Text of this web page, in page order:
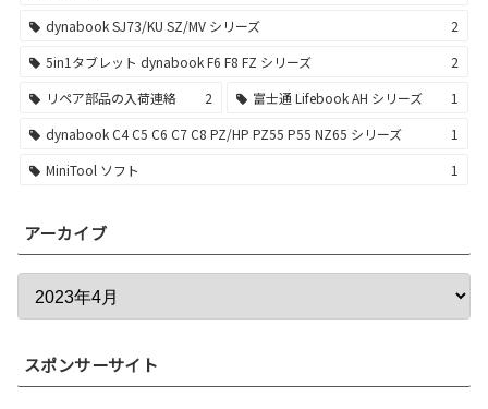
dynabook SJ73/KU SZ/MV シリーズ
2
5in1タブレット dynabook F6 F8 FZ シリーズ
2
リペア部品の入荷連絡
2 富士通 Lifebook AH シリーズ
1
dynabook C4 C5 C6 C7 C8 PZ/HP PZ55 P55 NZ65 シリーズ
1
MiniTool ソフト
1
アーカイブ
スポンサーサイト